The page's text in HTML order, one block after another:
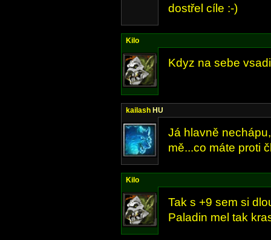
dostřel cíle :-)
Kilo
Kdyz na sebe
kailash HU
Já hlavně
mě...co máte proti
Kilo
Tak s +9 sem si
Paladin mel tak